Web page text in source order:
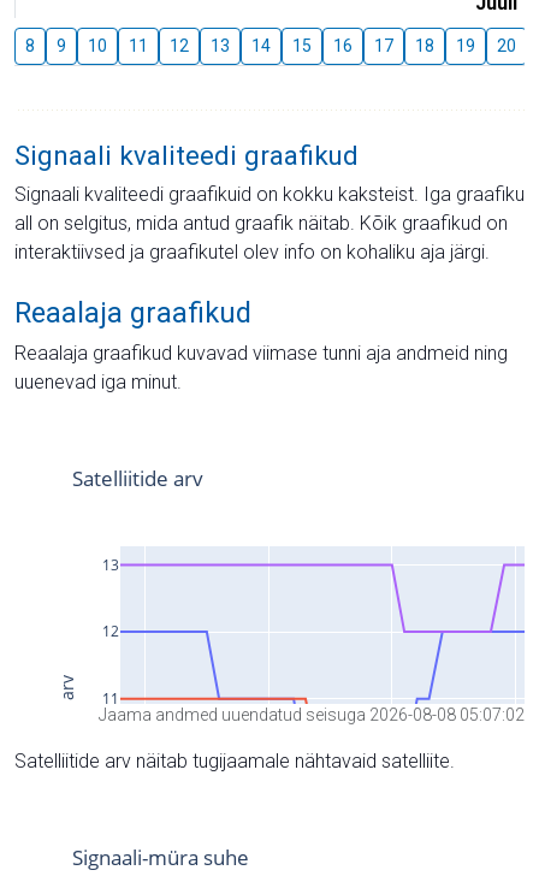
8 9 10 11 12 13 14 15 16 17 18 19 20
Signaali kvaliteedi graafikud
Signaali kvaliteedi graafikuid on kokku kaksteist. Iga graafiku
all on selgitus, mida antud graafik näitab. Kõik graafikud on
interaktiivsed ja graafikutel olev info on kohaliku aja järgi.
Reaalaja graafikud
Reaalaja graafikud kuvavad viimase tunni aja andmeid ning
uuenevad iga minut.
Jaama andmed uuendatud seisuga 2026-08-08 05:07:02
Satelliitide arv näitab tugijaamale nähtavaid satelliite.